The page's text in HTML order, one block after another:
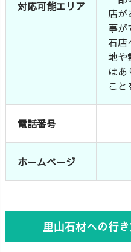
対応可能エリア
店が
事が
石店
地や
はあ
こと
電話番号
ホームページ
里山石材への行